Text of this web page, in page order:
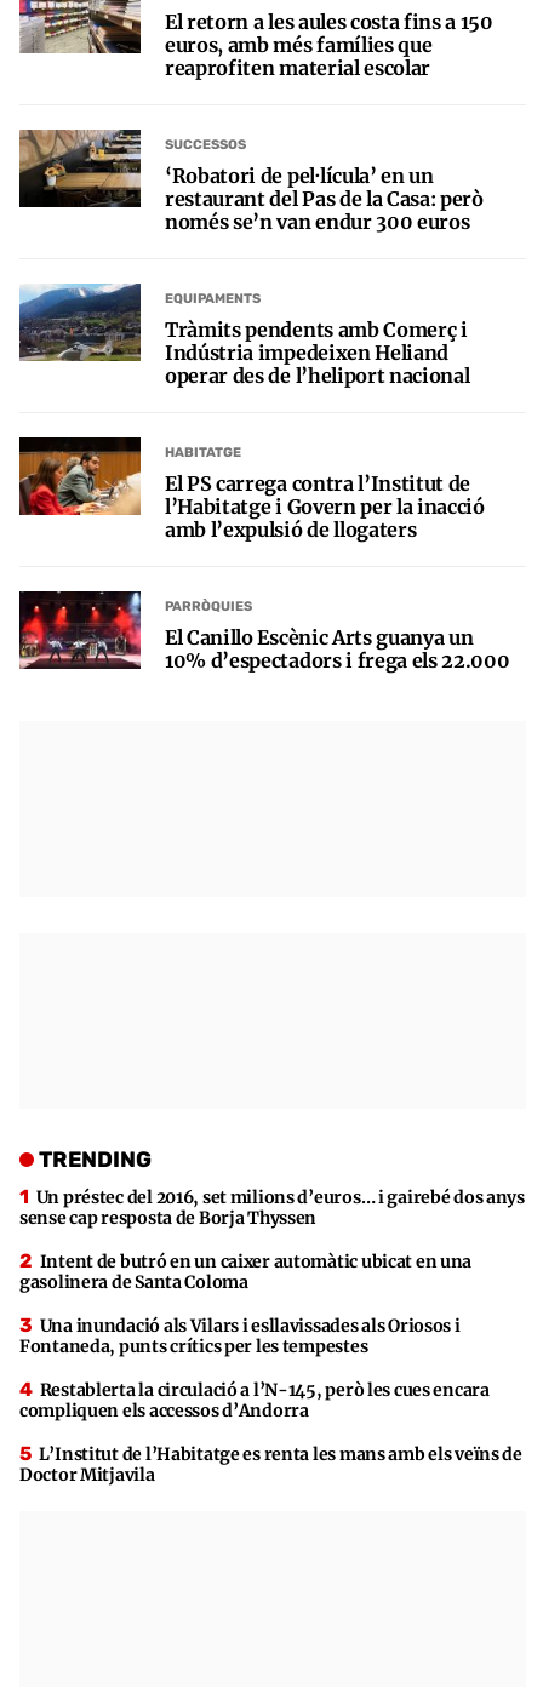
El retorn a les aules costa fins a 150
euros, amb més famílies que
reaprofiten material escolar
SUCCESSOS
‘Robatori de pel·lícula’ en un
restaurant del Pas de la Casa: però
només se’n van endur 300 euros
EQUIPAMENTS
Tràmits pendents amb Comerç i
Indústria impedeixen Heliand
operar des de l’heliport nacional
HABITATGE
El PS carrega contra l’Institut de
l’Habitatge i Govern per la inacció
amb l’expulsió de llogaters
PARRÒQUIES
El Canillo Escènic Arts guanya un
10% d’espectadors i frega els 22.000
TRENDING
Un préstec del 2016, set milions d’euros… i gairebé dos anys
sense cap resposta de Borja Thyssen
Intent de butró en un caixer automàtic ubicat en una
gasolinera de Santa Coloma
Una inundació als Vilars i esllavissades als Oriosos i
Fontaneda, punts crítics per les tempestes
Restablerta la circulació a l’N-145, però les cues encara
compliquen els accessos d’Andorra
L’Institut de l’Habitatge es renta les mans amb els veïns de
Doctor Mitjavila